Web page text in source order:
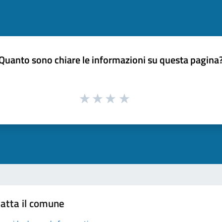
sono chiare le informazioni su questa
il comune